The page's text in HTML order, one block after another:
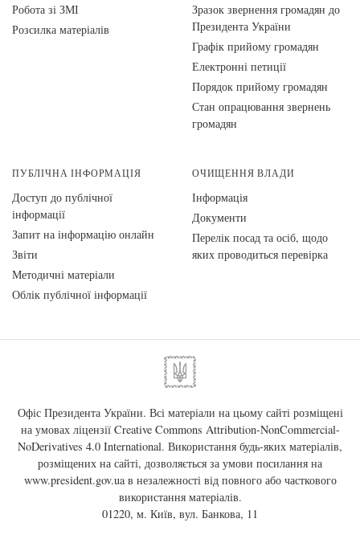
Робота зі ЗМІ
Розсилка матеріалів
Зразок звернення громадян до
Президента України
Графік прийому громадян
Електронні петиції
Порядок прийому громадян
Стан опрацювання звернень
громадян
ПУБЛІЧНА ІНФОРМАЦІЯ
Доступ до публічної
інформації
Запит на інформацію онлайн
Звіти
Методичні матеріали
Облік публічної інформації
ОЧИЩЕННЯ ВЛАДИ
Інформація
Документи
Перелік посад та осіб, щодо
яких проводиться перевірка
Офіс Президента України. Всі матеріали на цьому сайті розміщені
на умовах ліцензії Creative Commons Attribution-NonCommercial-
NoDerivatives 4.0 International. Використання будь-яких матеріалів,
розміщених на сайті, дозволяється за умови посилання на
www.president.gov.uaв незалежності від повного або часткового
використання матеріалів.
01220, м. Київ, вул. Банкова, 11